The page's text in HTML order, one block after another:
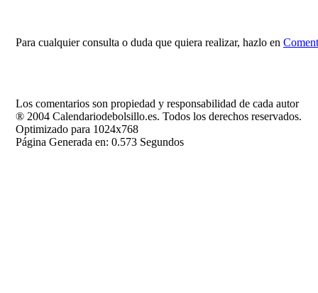
Para cualquier consulta o duda que quiera realizar, hazlo en
Los comentarios son propiedad y responsabilidad de cada autor
® 2004 Calendariodebolsillo.es. Todos los derechos reservados.
Optimizado para 1024x768
Página Generada en: 0.573 Segundos